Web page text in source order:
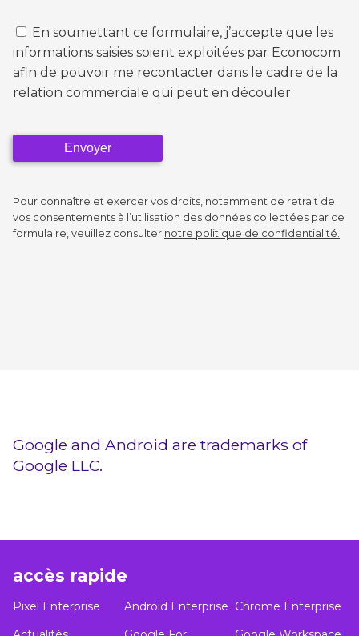
En soumettant ce formulaire, j’accepte que les
informations saisies soient exploitées par Econocom
afin de pouvoir me recontacter dans le cadre de la
relation commerciale qui peut en découler.
Pour connaître et exercer vos droits, notamment de retrait de
vos consentements à l’utilisation des données collectées par ce
formulaire, veuillez consulter notre politique de confidentialité.
Google and Android are trademarks of
Google LLC.
accès rapide
Pixel Enterprise Android Enterprise Chrome Enterprise